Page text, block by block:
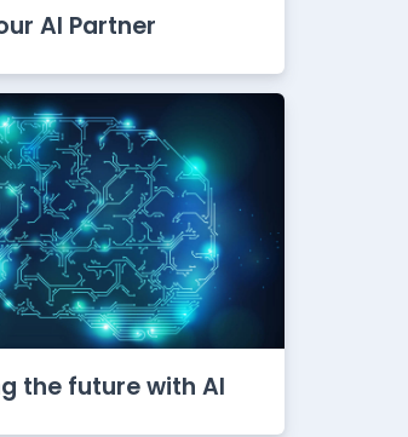
AI Partner
the future with AI